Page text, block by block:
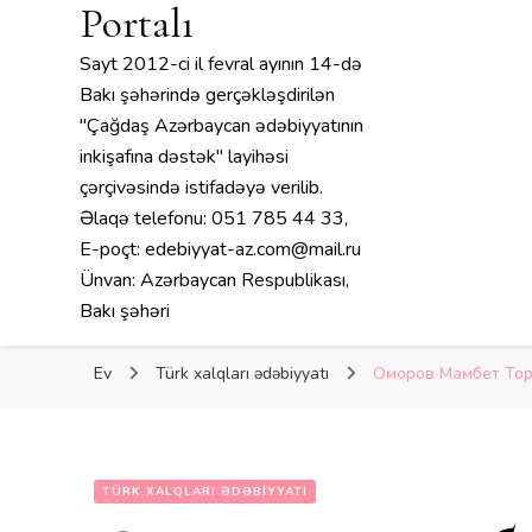
Portalı
Sayt 2012-ci il fevral ayının 14-də
Bakı şəhərində gerçəkləşdirilən
"Çağdaş Azərbaycan ədəbiyyatının
inkişafına dəstək" layihəsi
çərçivəsində istifadəyə verilib.
Əlaqə telefonu: 051 785 44 33,
E-poçt: edebiyyat-az.com@mail.ru
Ünvan: Azərbaycan Respublikası,
Bakı şəhəri
Ev Türk xalqları ədəbiyyatı Оморов Мамбет
TÜRK XALQLARI ƏDƏBIYYATI